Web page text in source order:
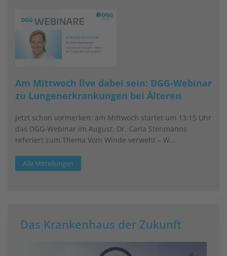
Am Mittwoch live dabei sein: DGG-Webinar
zu Lungenerkrankungen bei Älteren
Jetzt schon vormerken: am Mittwoch startet um 13:15 Uhr
das DGG-Webinar im August. Dr. Carla Stenmanns
referiert zum Thema Vom Winde verweht – W…
Alle Mitteilungen
Das Krankenhaus der Zukunft